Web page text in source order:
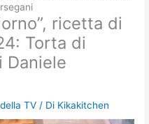
ricetta di
Torta di
Daniele
TV / Di Kikakitchen